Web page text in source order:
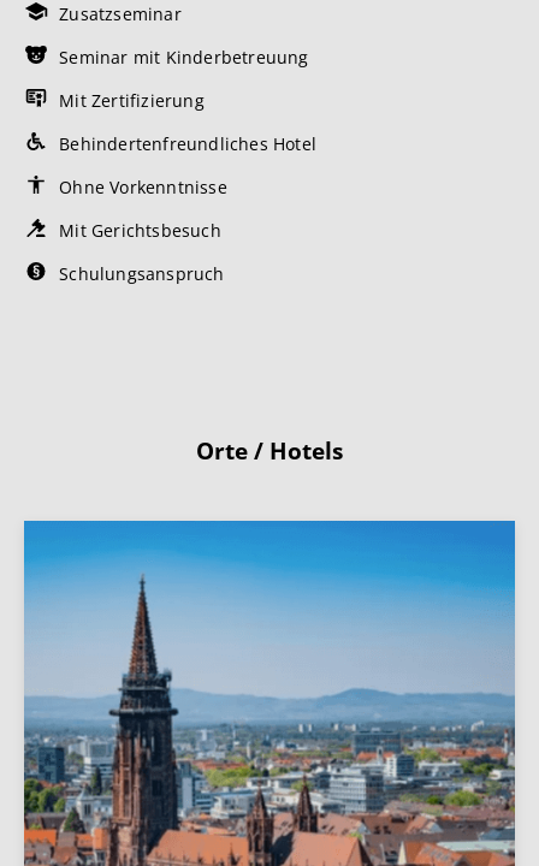
Zusatzseminar
Seminar mit Kinderbetreuung
Mit Zertifizierung
Behindertenfreundliches Hotel
Ohne Vorkenntnisse
Mit Gerichtsbesuch
Schulungsanspruch
Orte / Hotels